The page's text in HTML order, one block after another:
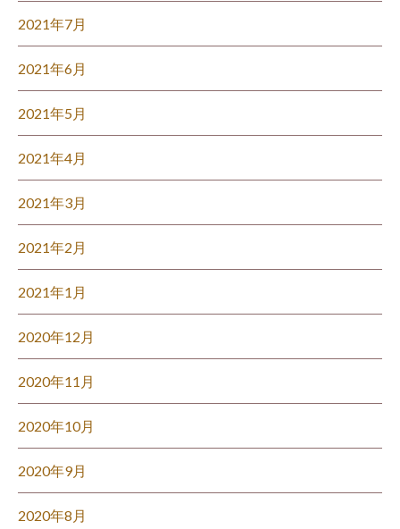
2021年7月
2021年6月
2021年5月
2021年4月
2021年3月
2021年2月
2021年1月
2020年12月
2020年11月
2020年10月
2020年9月
2020年8月